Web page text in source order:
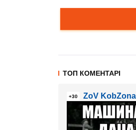
ТОП КОМЕНТАРІ
+30 ZoV KobZona